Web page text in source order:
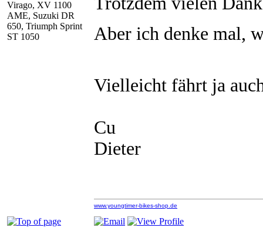
Virago, XV 1100
AME, Suzuki DR
650, Triumph Sprint
ST 1050
Aber ich denke mal,
Vielleicht fährt ja
Cu
Dieter
www.youngtimer-bikes-shop.de